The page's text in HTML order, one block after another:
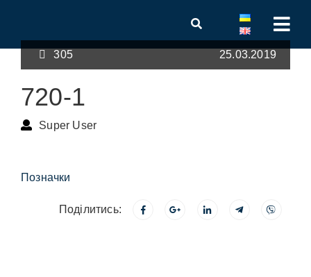
305 25.03.2019
720-1
Super User
Позначки
Поділитись: